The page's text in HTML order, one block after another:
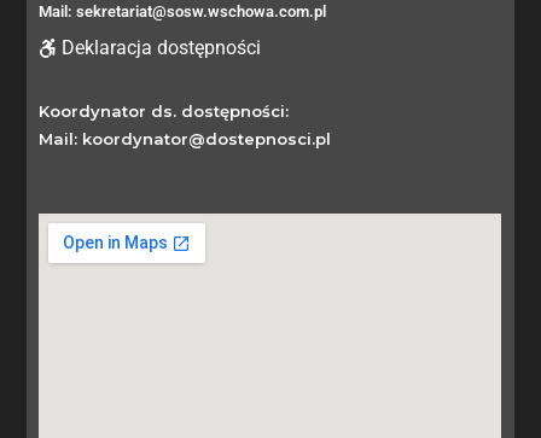
Mail: sekretariat@sosw.wschowa.com.pl
Deklaracja dostępności
Koordynator ds. dostępności:
Mail: koordynator@dostepnosci.pl